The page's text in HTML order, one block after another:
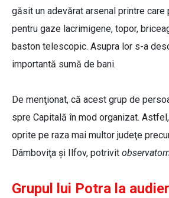
găsit un adevărat arsenal printre
pentru gaze lacrimigene, topor,
baston telescopic. Asupra lor s-a
importantă sumă de bani.
De menţionat, că acest grup de
spre Capitală în mod organizat.
oprite pe raza mai multor judeţe
Dâmboviţa şi Ilfov, potrivit
Grupul lui Potra la